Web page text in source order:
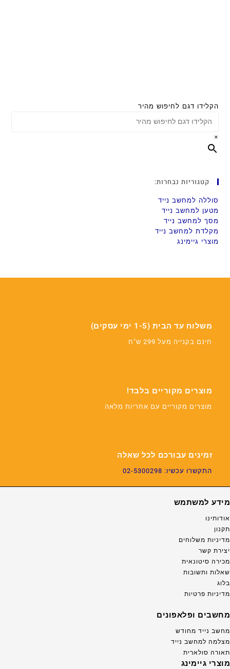
הקלידו דגם לחיפוש מהיר
×
קטגוריות נבחרות:
סוללה למחשב נייד
מטען למחשב נייד
מסך למחשב נייד
מקלדת למחשב נייד
מוצרי גיימינג
משלוח עד הבית (1-5 ימי עסקים)
חינם בקנייה מעל 299 ש"ח
מוצרים מקוריים בלבד!
מוצרים מקוריים עם אחריות מלאה
זמינים עבורכם לכל שאלה
התקשרו עכשיו: 02-5300298
מידע למשתמש
אודותינו
תקנון
מדיניות משלוחים
יצירת קשר
מכירה סיטונאית
שאלות ותשובות
בלוג
מדיניות פרטיות
מחשבים ופלאפונים
מחשב נייד מחודש
מצלמה למחשב נייד
תאורה סולארית
מוצרי גיימינג